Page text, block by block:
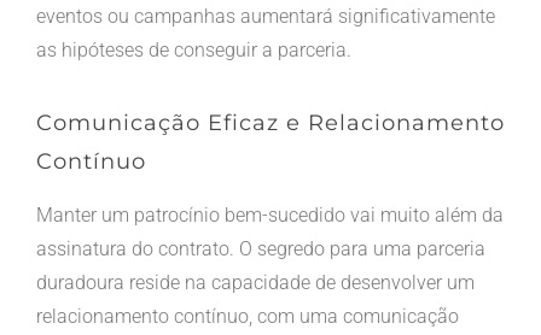
eventos ou campanhas aumentará significativamente
as hipóteses de conseguir a parceria.
Comunicação Eficaz e Relacionamento
Contínuo
Manter um patrocínio bem-sucedido vai muito além da
assinatura do contrato. O segredo para uma parceria
duradoura reside na capacidade de desenvolver um
relacionamento contínuo, com uma comunicação